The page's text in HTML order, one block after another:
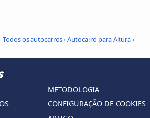
Todos os autocarros›Autocarro para Altura›
METODOLOGIA
CONFIGURAÇÃO DE COOKIES